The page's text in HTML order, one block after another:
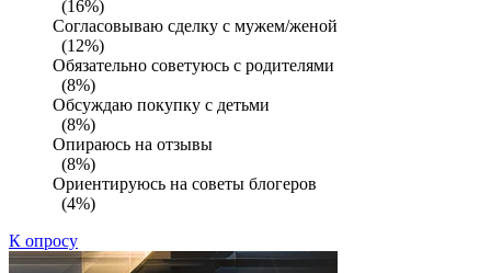
(16%)
Согласовываю сделку с мужем/женой
(12%)
Обязательно советуюсь с родителями
(8%)
Обсуждаю покупку с детьми
(8%)
Опираюсь на отзывы
(8%)
Ориентируюсь на советы блогеров
(4%)
К опросу